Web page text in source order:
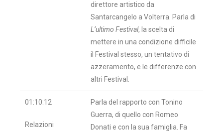
direttore artistico da
Santarcangelo a Volterra. Parla di
L’ultimo Festival, la scelta di
mettere in una condizione difficile
il Festival stesso, un tentativo di
azzeramento, e le differenze con
altri Festival.
01:10:12
Relazioni
Parla del rapporto con Tonino
Guerra, di quello con Romeo
Donati e con la sua famiglia. Fa